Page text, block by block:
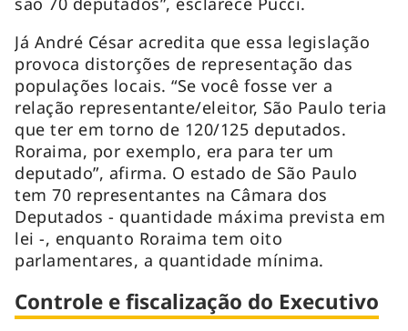
Já André César acredita que essa legislação
provoca distorções de representação das
populações locais. “Se você fosse ver a
relação representante/eleitor, São Paulo teria
que ter em torno de 120/125 deputados.
Roraima, por exemplo, era para ter um
deputado”, afirma. O estado de São Paulo
tem 70 representantes na Câmara dos
Deputados - quantidade máxima prevista em
lei -, enquanto Roraima tem oito
parlamentares, a quantidade mínima.
Controle e fiscalização do Executivo